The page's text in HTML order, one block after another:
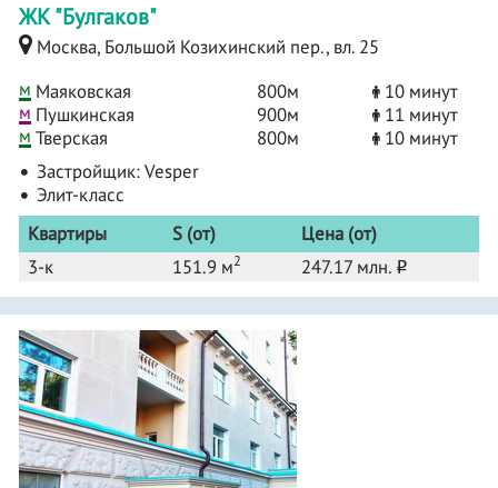
ЖК "Булгаков"
Москва, Большой Козихинский пер., вл. 25
м Маяковская 800м
10 минут
м Пушкинская 900м
11 минут
м Тверская 800м
10 минут
Застройщик:Vesper
Элит-класс
Квартиры
S (от)
Цена (от)
3-к
151.9 м2 247.17 млн. o